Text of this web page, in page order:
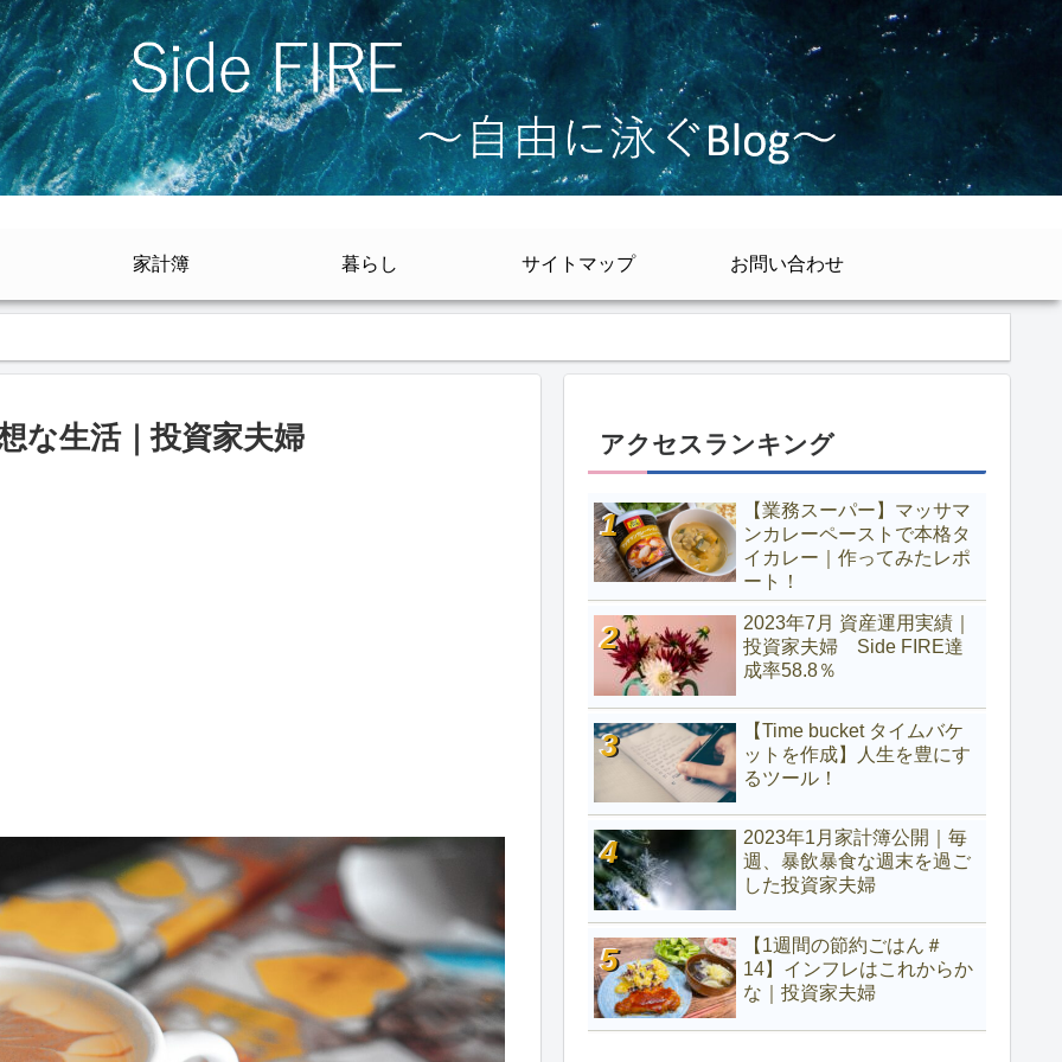
家計簿 暮らし サイトマップ お問い合わせ
な生活｜投資家夫婦 アクセスランキング
【業務スーパー】マッサマ
ンカレーペーストで本格タ
イカレー｜作ってみたレポ
ート！
2023年7月 資産運用実績｜
投資家夫婦 Side FIRE達
成率58.8％
【Time bucket タイムバケ
ットを作成】人生を豊にす
るツール！
2023年1月家計簿公開｜毎
週、暴飲暴食な週末を過ご
した投資家夫婦
【1週間の節約ごはん＃
14】インフレはこれからか
な｜投資家夫婦